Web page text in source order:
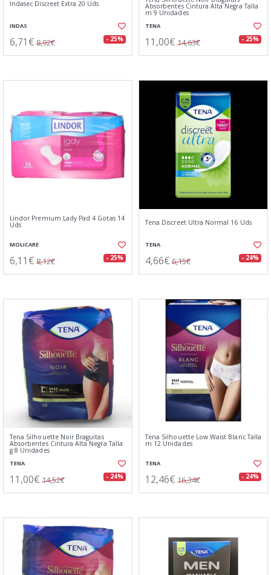
Indasec Discreet Extra 20 Uds
INDAS
6,71€ 8,92€ - 25%
Absorbentes Cintura Alta Negra Talla
m 9 Unidades
TENA
11,00€ 14,63€ - 25%
Lindor Premium Lady Pad 4 Gotas 14
Uds
MOLICARE
6,11€ 8,12€ - 25%
Tena Discreet Ultra Normal 16 Uds
TENA
4,66€ 6,15€ - 24%
Tena Silhouette Noir Braguitas
Absorbentes Cintura Alta Negra Talla
g 8 Unidades
TENA
11,00€ 14,52€ - 24%
Tena Silhouette Low Waist Blanc Talla
m 12 Unidades
TENA
12,46€ 16,34€ - 24%